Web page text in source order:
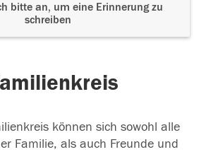
bitte an, um eine Erinnerung zu
schreiben
können sich sowohl alle
Familie, als auch Freunde und